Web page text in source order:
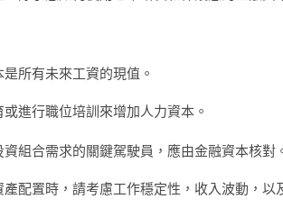
所有未來工資的現值。
進行職位培訓來增加人力資本。
組合需求的關鍵駕駛員，應由金融資本核對
配置時，請考慮工作穩定性，收入波動，以